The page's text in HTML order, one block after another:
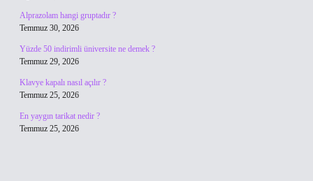
Alprazolam hangi gruptadır ?
Temmuz 30, 2026
Yüzde 50 indirimli üniversite ne demek ?
Temmuz 29, 2026
Klavye kapalı nasıl açılır ?
Temmuz 25, 2026
En yaygın tarikat nedir ?
Temmuz 25, 2026